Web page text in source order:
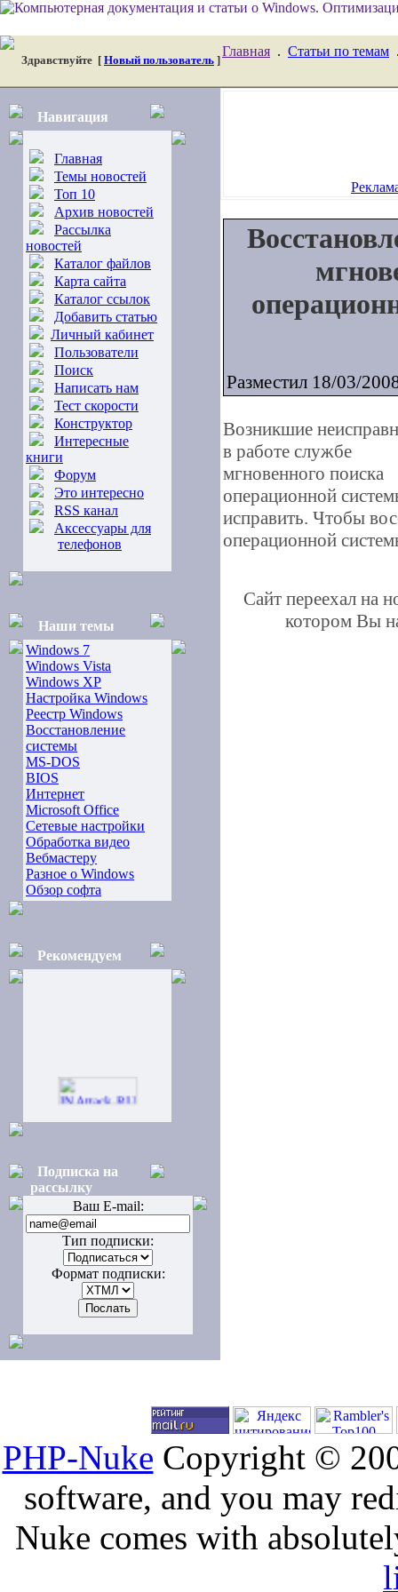
Здравствуйте [ Новый пользователь ]
Главная . Статьи по темам
Навигация
Главная
Темы новостей
Топ 10
Архив новостей
Рассылка
новостей
Каталог файлов
Карта сайта
Каталог ссылок
Добавить статью
Личный кабинет
Пользователи
Поиск
Написать нам
Тест скорости
Конструктор
Интересные
книги
Форум
Это интересно
RSS канал
Аксессуары для
телефонов
Наши темы
Windows 7
Windows Vista
Windows XP
Настройка Windows
Реестр Windows
Восстановление
системы
MS-DOS
BIOS
Интернет
Microsoft Office
Сетевые настройки
Обработка видео
Вебмастеру
Разное о Windows
Обзор софта
Рекомендуем
Подписка на
рассылку
Ваш E-mail:
Тип подписки:
Формат подписки:
Разместил 18/03/
Возникшие
в работе службе
мгновенного поиска
операционной
исправить. Чтобы
операционной
Сайт переехал на
котором Вы
PHP-Nuke Copyright ©
software, and you may
Nuke comes with